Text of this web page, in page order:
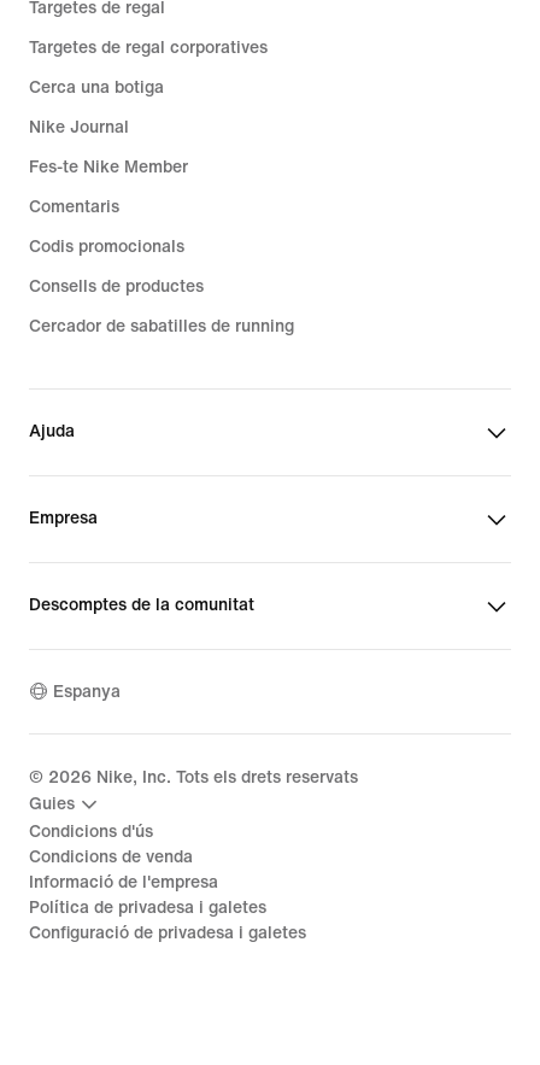
Targetes de regal
Targetes de regal corporatives
Cerca una botiga
Nike Journal
Fes-te Nike Member
Comentaris
Codis promocionals
Consells de productes
Cercador de sabatilles de running
Ajuda
Empresa
Descomptes de la comunitat
Espanya
© 2026 Nike, Inc. Tots els drets reservats
Guies
Condicions d'ús
Condicions de venda
Informació de l'empresa
Política de privadesa i galetes
Configuració de privadesa i galetes